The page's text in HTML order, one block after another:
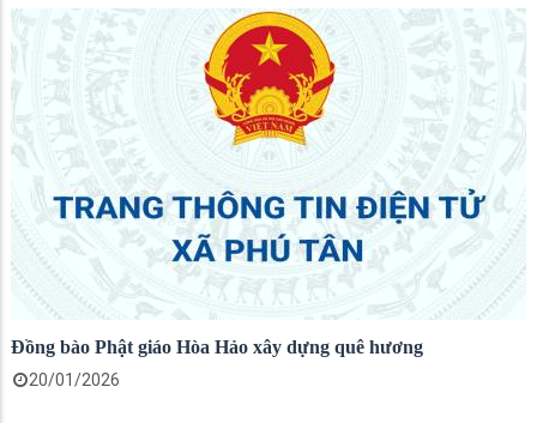
Đồng bào Phật giáo Hòa Hảo xây dựng quê hương
20/01/2026